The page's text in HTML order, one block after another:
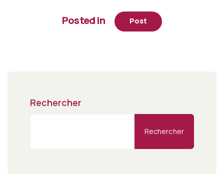
Posted in Post
Rechercher
Rechercher